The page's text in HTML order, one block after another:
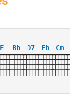
F Bb D7 Eb Cm